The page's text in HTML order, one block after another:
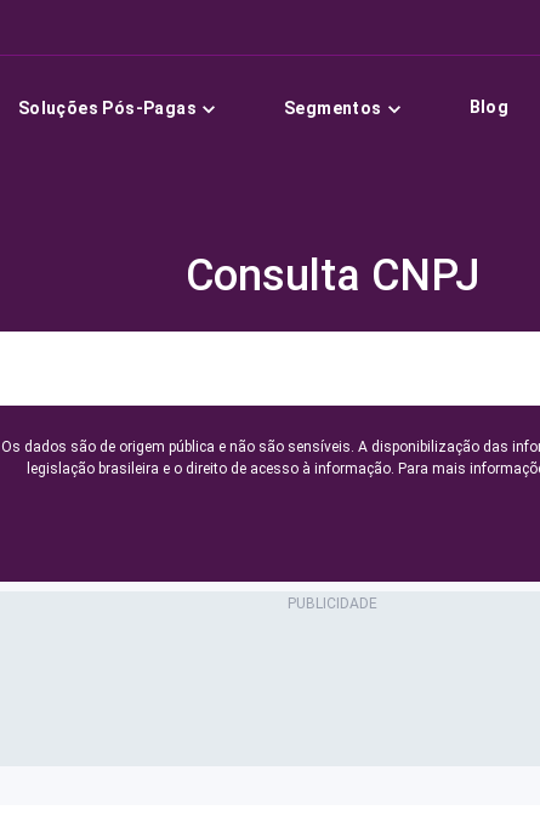
Soluções Pós-Pagas Segmentos Blog
Consulta CNPJ
Os dados são de origem pública e não são sensíveis. A disponibilização das
legislação brasileira e o direito de acesso à informação. Para mais